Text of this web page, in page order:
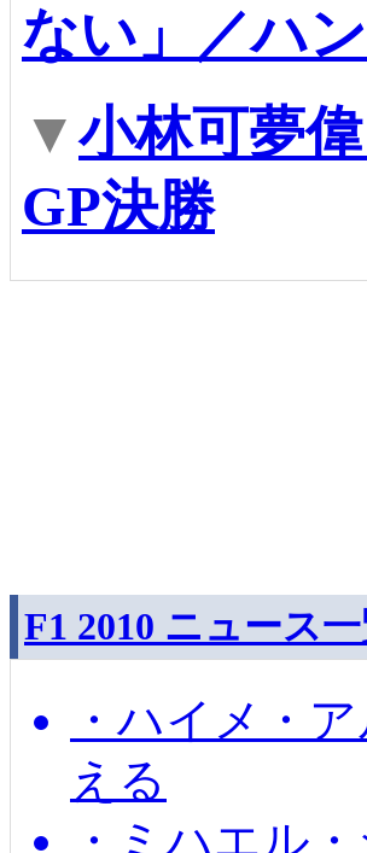
ない」／ハ
▼小林可夢
GP決勝
F1 2010 ニュース
・ハイメ・
える
・ミハエル